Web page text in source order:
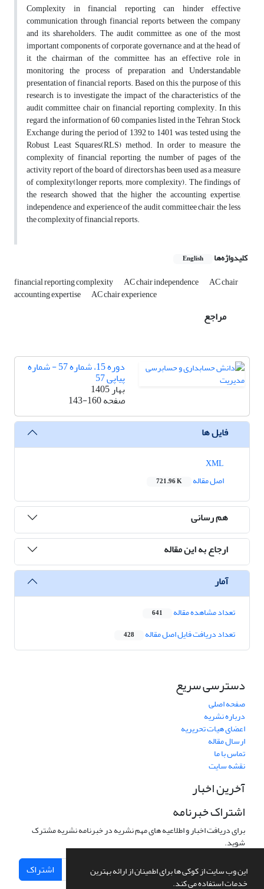
این وب سایت از کوکی ها برای اطمینان از ارائه بهترین
خدمات استفاده می کند.
Complexity in financial reporting can hinder effective
communication through financial reports between the company
and its shareholders. The audit committee, as one of the most
important components of corporate governance, and at the head of
it, the chairman of the committee, has an effective role in
monitoring the process of preparation and Understandable
presentation of financial reports. Based on this, the purpose of this
research is to investigate the impact of the characteristics of the
audit committee chair on financial reporting complexity. In this
regard, the information of 60 companies listed in the Tehran Stock
Exchange during the period of 1392 to 1401 was tested using the
Robust Least Squares(RLS) method. In order to measure the
complexity of financial reporting, the number of pages of the
activity report of the board of directors has been used as a measure
of complexity(longer reports; more complexity). The findings of
the research showed that the higher the accounting expertise,
independence and experience of the audit committee chair, the less
the complexity of financial reports.
کلیدواژه‌ها English
financial reporting complexity AC chair independence AC chair
accounting expertise AC chair experience
مراجع
دوره 15، شماره 57 - شماره
پیاپی 57
بهار 1405
صفحه143-160
فایل ها
اصل مقاله
721.96 K
هم رسانی
ارجاع به این مقاله
آمار
تعداد مشاهده مقاله 641
تعداد دریافت فایل اصل مقاله 428
دسترسی سریع
صفحه اصلی
درباره نشریه
اعضای هیات تحریریه
ارسال مقاله
تماس با ما
نقشه سایت
آخرین اخبار
اشتراک خبرنامه
برای دریافت اخبار و اطلاعیه های مهم نشریه در خبرنامه نشریه مشترک
شوید.
اشتراک